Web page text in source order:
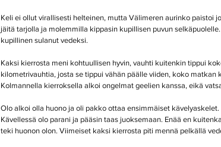
Keli ei ollut virallisesti helteinen, mutta Välimeren aurinko paistoi
jäitä tarjolla ja molemmilla kippasin kupillisen puvun
kupillinen sulanut vedeksi.
Kaksi kierrosta meni kohtuullisen hyvin, vauhti kuitenkin tippui
kilometrivauhtia, josta se tippui vähän päälle viiden, koko
Kolmannella kierroksella alkoi ongelmat geelien kanssa, eikä
Olo alkoi olla huono ja oli pakko ottaa ensimmäiset
Kävellessä olo parani ja pääsin taas juoksemaan. Enää en
teki huonon olon. Viimeiset kaksi kierrosta piti mennä pelkällä